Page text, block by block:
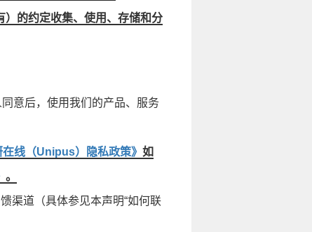
）的约定收集、使用、存储和分
意后，使用我们的产品、服务
在线（Unipus）隐私政策》 如
。
渠道（具体参见本声明“如何联